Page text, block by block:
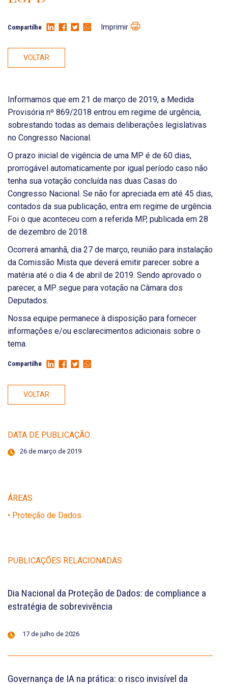
Compartilhe Imprimir
VOLTAR
Informamos que em 21 de março de 2019, a Medida
Provisória nº 869/2018 entrou em regime de urgência,
sobrestando todas as demais deliberações legislativas
no Congresso Nacional.
O prazo inicial de vigência de uma MP é de 60 dias,
prorrogável automaticamente por igual período caso não
tenha sua votação concluída nas duas Casas do
Congresso Nacional. Se não for apreciada em até 45 dias,
contados da sua publicação, entra em regime de urgência.
Foi o que aconteceu com a referida MP, publicada em 28
de dezembro de 2018.
Ocorrerá amanhã, dia 27 de março, reunião para instalação
da Comissão Mista que deverá emitir parecer sobre a
matéria até o dia 4 de abril de 2019. Sendo aprovado o
parecer, a MP segue para votação na Câmara dos
Deputados.
Nossa equipe permanece à disposição para fornecer
informações e/ou esclarecimentos adicionais sobre o
tema.
Compartilhe
VOLTAR
DATA DE PUBLICAÇÃO
26 de março de 2019
ÁREAS
• Proteção de Dados
PUBLICAÇÕES RELACIONADAS
Dia Nacional da Proteção de Dados: de compliance a
estratégia de sobrevivência
17 de julho de 2026
Governança de IA na prática: o risco invisível da